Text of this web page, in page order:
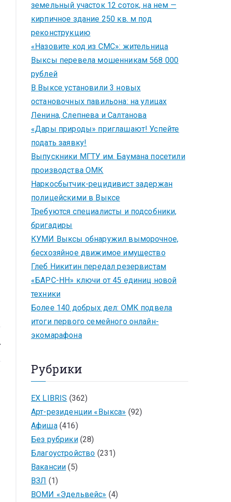
земельный участок 12 соток, на нем —
кирпичное здание 250 кв. м под
реконструкцию
«Назовите код из СМС»: жительница
Выксы перевела мошенникам 568 000
рублей
В Выксе установили 3 новых
остановочных павильона: на улицах
Ленина, Слепнева и Салтанова
«Дары природы» приглашают! Успейте
подать заявку!
Выпускники МГТУ им. Баумана посетили
производства ОМК
Наркосбытчик-рецидивист задержан
полицейскими в Выксе
Требуются специалисты и подсобники,
бригадиры
КУМИ Выксы обнаружил выморочное,
бесхозяйное движимое имущество
Глеб Никитин передал резервистам
«БАРС-НН» ключи от 45 единиц новой
техники
Более 140 добрых дел: ОМК подвела
итоги первого семейного онлайн-
экомарафона
Рубрики
EX LIBRIS (362)
Арт-резиденции «Выкса» (92)
Афиша(416)
Без рубрики(28)
Благоустройство (231)
Вакансии (5)
ВЗЛ (1)
ВОМИ «Эдельвейс» (4)